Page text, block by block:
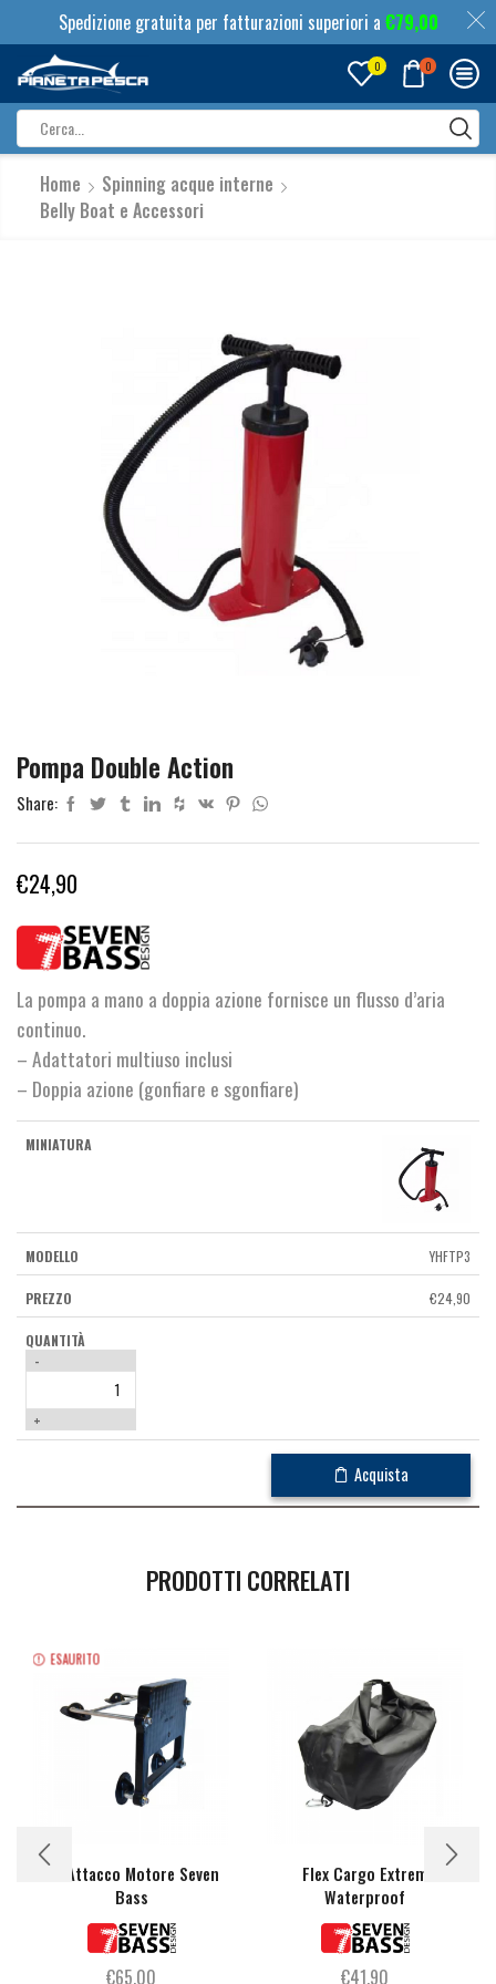
Spedizione gratuita per fatturazioni superiori a €79,00
0 0
input
Home
Spinning acque interne
Belly Boat e Accessori
Pompa Double Action
Share:
€24,90
La pompa a mano a doppia azione fornisce un flusso d’aria
continuo.
– Adattatori multiuso inclusi
– Doppia azione (gonfiare e sgonfiare)
YHFTP3
€24,90
-
+
Acquista
PRODOTTI CORRELATI
ESAURITO
kit Attacco Motore Seven
Bass
€65,00
Flex Cargo Extrem
Waterproof
€41,90